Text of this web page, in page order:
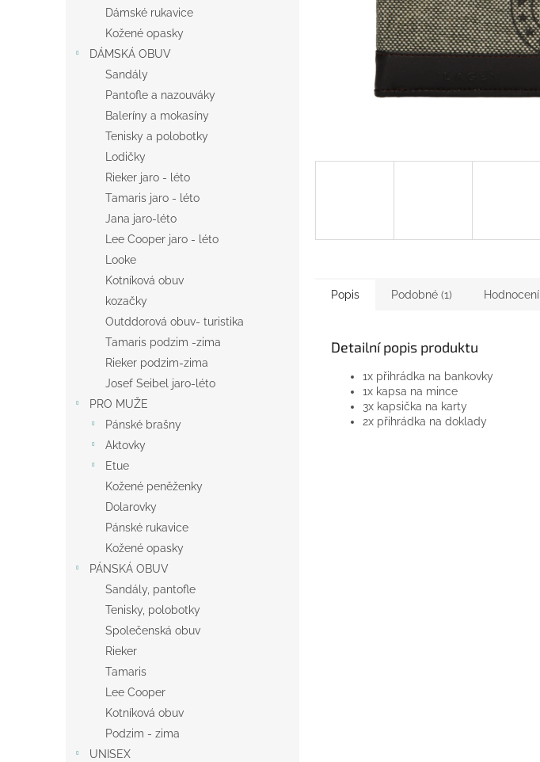
Dámské rukavice
Kožené opasky
DÁMSKÁ OBUV
Sandály
Pantofle a nazouváky
Baleríny a mokasíny
Tenisky a polobotky
Lodičky
Rieker jaro - léto
Tamaris jaro - léto
Jana jaro-léto
Lee Cooper jaro - léto
Looke
Kotníková obuv
kozačky
Outddorová obuv- turistika
Tamaris podzim -zima
Rieker podzim-zima
Josef Seibel jaro-léto
PRO MUŽE
Pánské brašny
Aktovky
Etue
Kožené peněženky
Dolarovky
Pánské rukavice
Kožené opasky
PÁNSKÁ OBUV
Sandály, pantofle
Tenisky, polobotky
Společenská obuv
Rieker
Tamaris
Lee Cooper
Kotníková obuv
Podzim - zima
UNISEX
Popis Podobné (1) Hodnocení
Detailní popis produktu
1x přihrádka na bankovky
1x kapsa na mince
3x kapsička na karty
2x přihrádka na doklady